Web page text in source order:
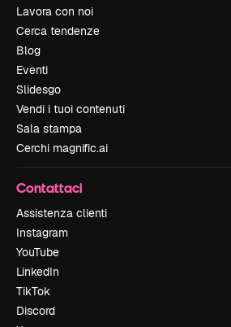
Lavora con noi
Cerca tendenze
Blog
Eventi
Slidesgo
Vendi i tuoi contenuti
Sala stampa
Cerchi magnific.ai
Contattaci
Assistenza clienti
Instagram
YouTube
LinkedIn
TikTok
Discord